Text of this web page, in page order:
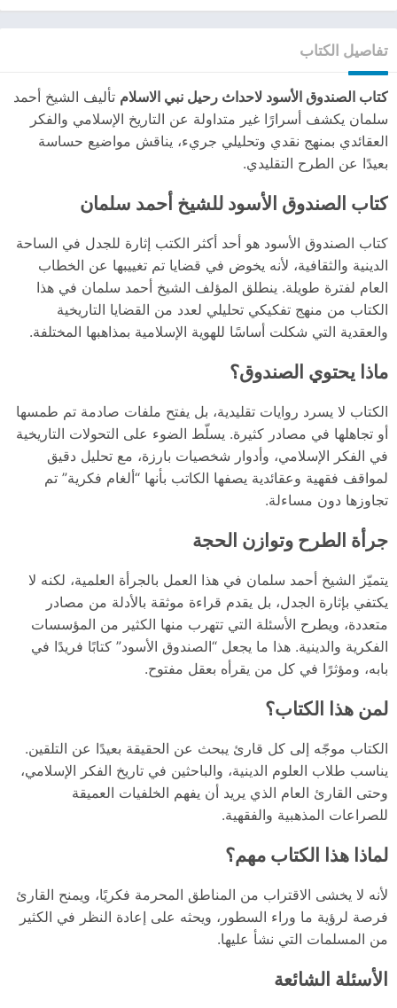
تفاصيل الكتاب
كتاب الصندوق الأسود لاحداث رحيل نبي الاسلام تأليف الشيخ أحمد
سلمان يكشف أسرارًا غير متداولة عن التاريخ الإسلامي والفكر
العقائدي بمنهج نقدي وتحليلي جريء، يناقش مواضيع حساسة
بعيدًا عن الطرح التقليدي.
كتاب الصندوق الأسود للشيخ أحمد سلمان
كتاب الصندوق الأسود هو أحد أكثر الكتب إثارة للجدل في الساحة
الدينية والثقافية، لأنه يخوض في قضايا تم تغييبها عن الخطاب
العام لفترة طويلة. ينطلق المؤلف الشيخ أحمد سلمان في هذا
الكتاب من منهج تفكيكي تحليلي لعدد من القضايا التاريخية
والعقدية التي شكلت أساسًا للهوية الإسلامية بمذاهبها المختلفة.
ماذا يحتوي الصندوق؟
الكتاب لا يسرد روايات تقليدية، بل يفتح ملفات صادمة تم طمسها
أو تجاهلها في مصادر كثيرة. يسلّط الضوء على التحولات التاريخية
في الفكر الإسلامي، وأدوار شخصيات بارزة، مع تحليل دقيق
لمواقف فقهية وعقائدية يصفها الكاتب بأنها “ألغام فكرية” تم
تجاوزها دون مساءلة.
جرأة الطرح وتوازن الحجة
يتميّز الشيخ أحمد سلمان في هذا العمل بالجرأة العلمية، لكنه لا
يكتفي بإثارة الجدل، بل يقدم قراءة موثقة بالأدلة من مصادر
متعددة، ويطرح الأسئلة التي تتهرب منها الكثير من المؤسسات
الفكرية والدينية. هذا ما يجعل “الصندوق الأسود” كتابًا فريدًا في
بابه، ومؤثرًا في كل من يقرأه بعقل مفتوح.
لمن هذا الكتاب؟
الكتاب موجّه إلى كل قارئ يبحث عن الحقيقة بعيدًا عن التلقين.
يناسب طلاب العلوم الدينية، والباحثين في تاريخ الفكر الإسلامي،
وحتى القارئ العام الذي يريد أن يفهم الخلفيات العميقة
للصراعات المذهبية والفقهية.
لماذا هذا الكتاب مهم؟
لأنه لا يخشى الاقتراب من المناطق المحرمة فكريًا، ويمنح القارئ
فرصة لرؤية ما وراء السطور، ويحثه على إعادة النظر في الكثير
من المسلمات التي نشأ عليها.
الأسئلة الشائعة